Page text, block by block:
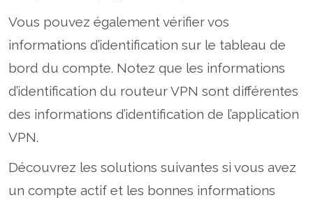
Vous pouvez également vérifier vos
informations d’identification sur le tableau de
bord du compte. Notez que les informations
d’identification du routeur VPN sont différentes
des informations d’identification de l’application
VPN.
Découvrez les solutions suivantes si vous avez
un compte actif et les bonnes informations